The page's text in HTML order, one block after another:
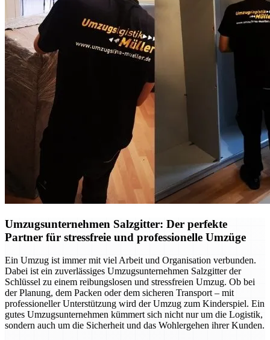
Umzugsunternehmen Salzgitter: Der perfekte
Partner für stressfreie und professionelle Umzüge
Ein Umzug ist immer mit viel Arbeit und Organisation verbunden.
Dabei ist ein zuverlässiges Umzugsunternehmen Salzgitter der
Schlüssel zu einem reibungslosen und stressfreien Umzug. Ob bei
der Planung, dem Packen oder dem sicheren Transport – mit
professioneller Unterstützung wird der Umzug zum Kinderspiel. Ein
gutes Umzugsunternehmen kümmert sich nicht nur um die Logistik,
sondern auch um die Sicherheit und das Wohlergehen ihrer Kunden.